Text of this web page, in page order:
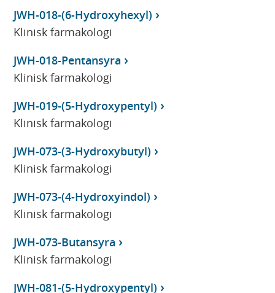
JWH-018-(6-Hydroxyhexyl)
Klinisk farmakologi
JWH-018-Pentansyra
Klinisk farmakologi
JWH-019-(5-Hydroxypentyl)
Klinisk farmakologi
JWH-073-(3-Hydroxybutyl)
Klinisk farmakologi
JWH-073-(4-Hydroxyindol)
Klinisk farmakologi
JWH-073-Butansyra
Klinisk farmakologi
JWH-081-(5-Hydroxypentyl)